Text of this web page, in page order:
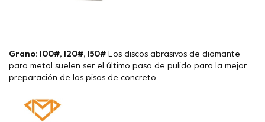
Grano: 100#, 120#, 150#
Los discos abrasivos de diamante
para metal suelen ser el último paso de pulido para la mejor
preparación de los pisos de concreto.